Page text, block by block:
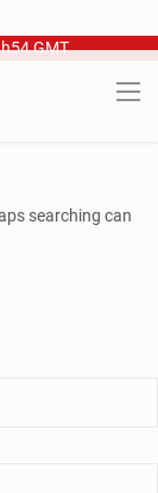
GMT
searching can